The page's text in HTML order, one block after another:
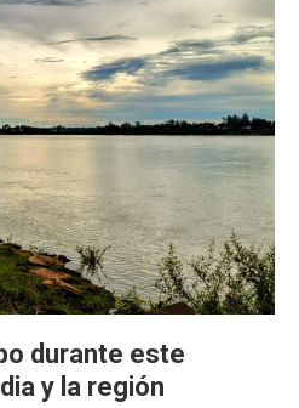
durante este
y la región